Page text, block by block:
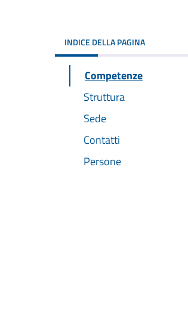
INDICE DELLA PAGINA
Competenze
Struttura
Sede
Contatti
Persone